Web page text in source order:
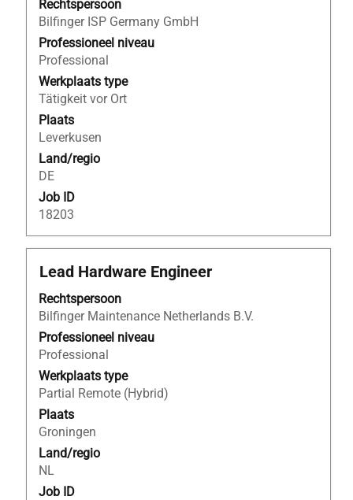
Rechtspersoon
Bilfinger ISP Germany GmbH
Professioneel niveau
Professional
Werkplaats type
Tätigkeit vor Ort
Plaats
Leverkusen
Land/regio
DE
Job ID
18203
om
de
volledige
inhoud
van
de
functiegegevens
weer
te
geven.
Titel
Lead Hardware Engineer
Rechtspersoon
Bilfinger Maintenance Netherlands B.V.
Professioneel niveau
Professional
Werkplaats type
Partial Remote (Hybrid)
Plaats
Groningen
Land/regio
NL
Job ID
Selecteer
spatiebalk
om
de
volledige
inhoud
van
de
functiegegevens
weer
te
geven.